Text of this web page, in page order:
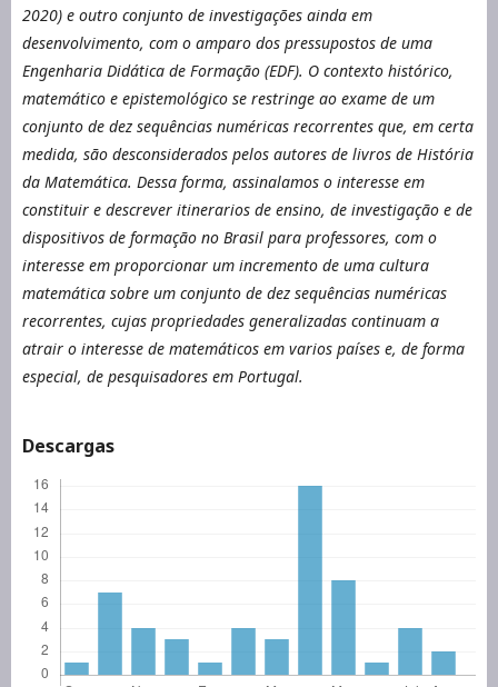
2020) e outro conjunto de investigações ainda em
desenvolvimento, com o amparo dos pressupostos de uma
Engenharia Didática de Formação (EDF). O contexto histórico,
matemático e epistemológico se restringe ao exame de um
conjunto de dez sequências numéricas recorrentes que, em certa
medida, são desconsiderados pelos autores de livros de História
da Matemática. Dessa forma, assinalamos o interesse em
constituir e descrever itinerarios de ensino, de investigação e de
dispositivos de formação no Brasil para professores, com o
interesse em proporcionar um incremento de uma cultura
matemática sobre um conjunto de dez sequências numéricas
recorrentes, cujas propriedades generalizadas continuam a
atrair o interesse de matemáticos em varios países e, de forma
especial, de pesquisadores em Portugal.
Descargas